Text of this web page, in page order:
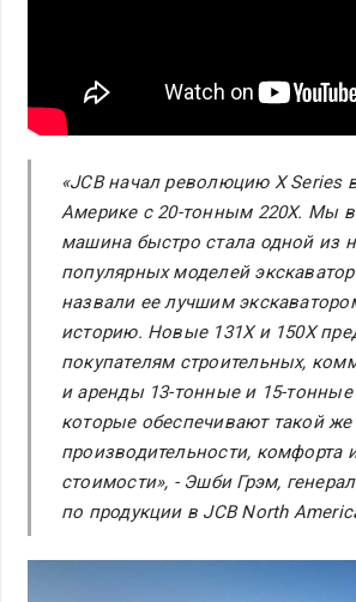
«JCB начал революцию X Series
Америке с 20-тонным 220X. Мы
машина быстро стала одной из
популярных моделей
назвали ее лучшим
историю. Новые 131X и 150X
покупателям строительных,
и аренды 13-тонные и 15-тонные
которые обеспечивают такой же
производительности, комфорта
стоимости», - Эшби Грэм,
по продукции в JCB North